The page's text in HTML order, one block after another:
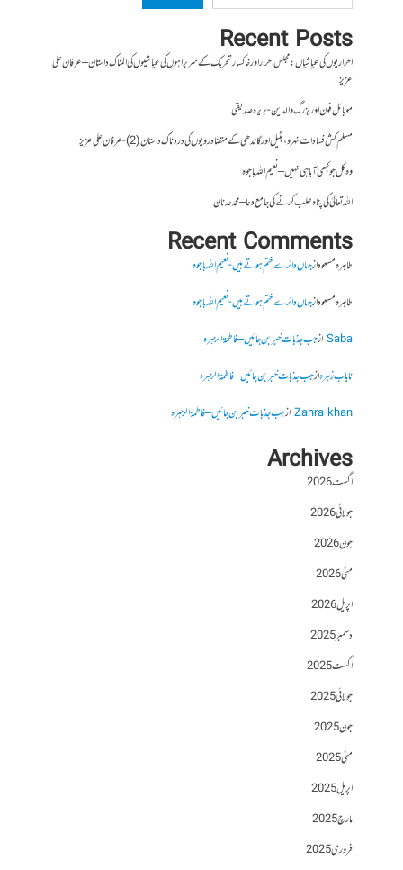
Recent Posts
احراریوں کی عیاشیاں : مجلس احرار اور خاکسار تحریک کے سربراہوں کی عیاشیوں کی المناک داستان – عرفان علی
عزیز
موبائل فون اور بزرگ والدین- بریرہ صدیقی
مسلم کش فسادات نہرو، پٹیل اور گاندھی کے متضاد رویوں کی درد ناک داستان (2)- عرفان علی عزیز
وہ کل جو کبھی آیا ہی نہیں – نعیم اللہ باجوہ
اللہ تعالیٰ کی پناہ طلب کرنے کی جامع دعا – محمد عدنان
Recent Comments
طاہرہ مسعودازجہاں دائرے ختم ہوتے ہیں- نعیم اللہ باجوہ
طاہرہ مسعودازجہاں دائرے ختم ہوتے ہیں- نعیم اللہ باجوہ
Sabaازجب جذبات خبر بن جائیں – فاطمۃالزہرہ
نایاب زہرہازجب جذبات خبر بن جائیں – فاطمۃالزہرہ
Zahra khanازجب جذبات خبر بن جائیں – فاطمۃالزہرہ
Archives
اگست 2026
جولائی 2026
جون 2026
مئی 2026
اپریل 2026
دسمبر 2025
اگست 2025
جولائی 2025
جون 2025
مئی 2025
اپریل 2025
مارچ 2025
فروری 2025